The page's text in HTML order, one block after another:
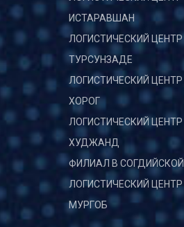
ИСТАРАВШАН
ЛОГИСТИЧЕСКИЙ
ТУРСУНЗАДЕ
ЛОГИСТИЧЕСКИЙ
ХОРОГ
ЛОГИСТИЧЕСКИЙ
ХУДЖАНД
ФИЛИАЛ В
ЛОГИСТИЧЕСКИЙ
МУРГОБ